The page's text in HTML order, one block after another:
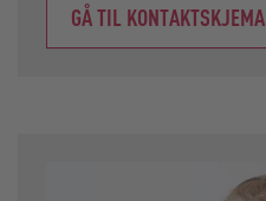
GÅ TIL KONTAKTSKJEMA